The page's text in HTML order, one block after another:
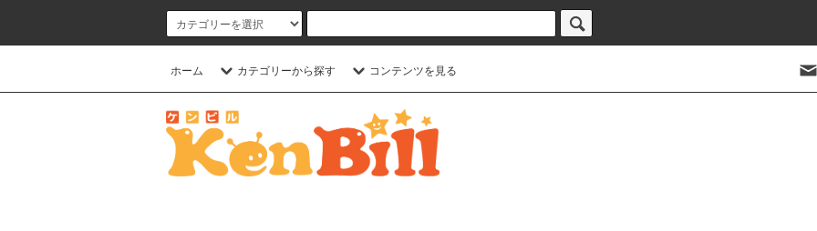
ホーム カテゴリーから探す コンテンツを見る